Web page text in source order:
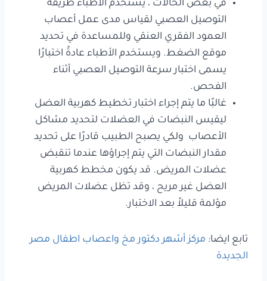
في بعض الحالات ، يستخدم الأطباء طريقة
التوصيل العصبي لقياس مدى عمل أعصاب
العمود الفقري العنقي وللمساعدة في تحديد
موقع الضغط. ويستخدم الأطباء عادةً اختبارًا
يسمى اختبار سرعة التوصيل العصبي أثناء
الفحص.
غالبًا ما يتم إجراء اختبار تخطيط كهربية العضل
ليقيس النبضات في العضلات لتحديد مشاكل
الأعصاب ولكي يصبح الطبيب قادرًا على تحديد
مقدار النبضات التي يتم إجراؤها عندما تنقبض
عضلات المريض. قد يكون مخطط كهربية
العضل غير مريح ، وقد تظل عضلات المريض
مؤلمة قليلاً بعد الاختبار.
تابع ايضا: مركز أشهر دكتور مخ واعصاب اطفال مصر
الجديدة